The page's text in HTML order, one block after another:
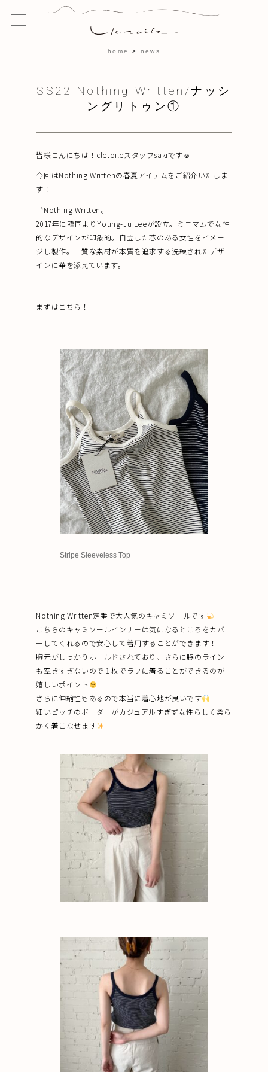
home news
SS22 Nothing Written/ナッシ
ングリトゥン①
皆様こんにちは！cletoileスタッフsakiです☺︎
今回はNothing Writtenの春夏アイテムをご紹介いたしま
す！
〝Nothing Written〟
2017年に韓国よりYoung-Ju Leeが設立。ミニマムで女性
的なデザインが印象的。自立した芯のある女性をイメー
ジし製作。上質な素材が本質を追求する洗練されたデザ
インに華を添えています。
まずはこちら！
Stripe Sleeveless Top
Nothing Written定番で大人気のキャミソールです
こちらのキャミソールインナーは気になるところをカバ
ーしてくれるので安心して着用することができます！
胸元がしっかりホールドされており、さらに脇のライン
も空きすぎないので１枚でラフに着ることができるのが
嬉しいポイント
さらに伸縮性もあるので本当に着心地が良いです
細いピッチのボーダーがカジュアルすぎず女性らしく柔ら
かく着こなせます